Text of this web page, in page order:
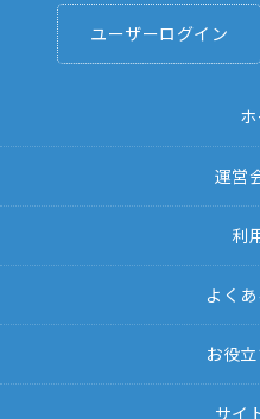
ユーザーログイン
運営
利
よく
お役
サイ